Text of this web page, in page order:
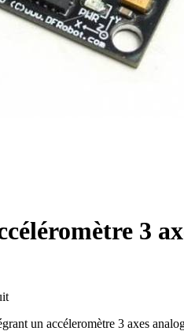
3
un accéleromètre 3 axes